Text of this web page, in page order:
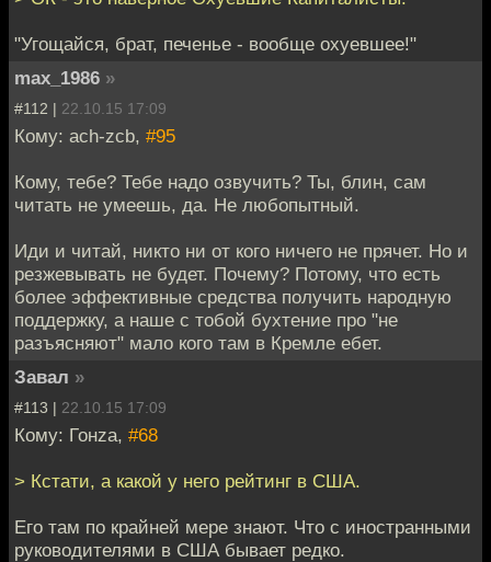
"Угощайся, брат, печенье - вообще охуевшее!"
max_1986 »
#112 | 22.10.15 17:09
Кому: ach-zcb, #95
Кому, тебе? Тебе надо озвучить? Ты, блин, сам
читать не умеешь, да. Не любопытный.
Иди и читай, никто ни от кого ничего не прячет. Но и
резжевывать не будет. Почему? Потому, что есть
более эффективные средства получить народную
поддержку, а наше с тобой бухтение про "не
разъясняют" мало кого там в Кремле ебет.
Завал »
#113 | 22.10.15 17:09
Кому: Гонzа, #68
> Кстати, а какой у него рейтинг в США.
Его там по крайней мере знают. Что с иностранными
руководителями в США бывает редко.